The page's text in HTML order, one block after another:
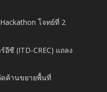
โจทย์ที่ 2
ซี (ITD-CREC) แถลง
ค้านขยายพื้นที่